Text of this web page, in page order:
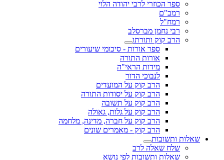
ספר הכוזרי לרבי יהודה הלוי
רמב"ם
רמח"ל
רבי נחמן מברסלב
הרב קוק ותורתו
ספר אורות - סיכומי שיעורים
אורות התורה
מידות הראי"ה
לנבוכי הדור
הרב קוק על המועדים
הרב קוק על יסודות התורה
הרב קוק על תשובה
הרב קוק על גלות, גאולה
הרב קוק על חברה, מדינה, מלחמה
הרב קוק - מאמרים שונים
שאלות ותשובות
שלח שאלה לרב
שאלות ותשובות לפי נושא